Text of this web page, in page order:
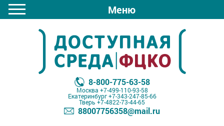
Меню
8-800-775-63-58
Москва +7-499-110-93-58
Екатеринбург+7-343-247-85-66
Тверь +7-4822-73-44-65
88007756358@mail.ru